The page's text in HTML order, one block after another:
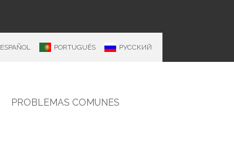
ESPAÑOL PORTUGUÊS РУССКИЙ
PROBLEMAS COMUNES